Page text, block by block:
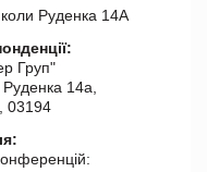
Руденка 14А
Груп"
14а,
03194